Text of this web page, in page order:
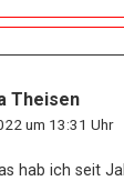
Theisen
um 13:31 Uhr
hab ich seit